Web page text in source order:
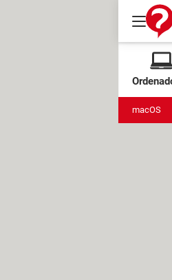
macOS